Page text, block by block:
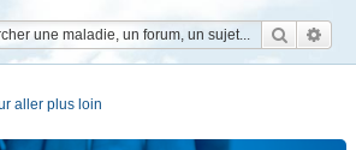
aller plus loin